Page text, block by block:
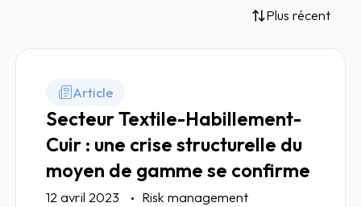
Plus récent
Article
Secteur Textile-Habillement-
Cuir : une crise structurelle du
moyen de gamme se confirme
12 avril 2023 Risk management